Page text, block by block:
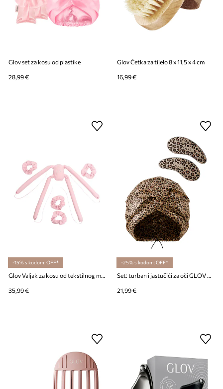
Glov set za kosu od plastike
28,99 €
Glov Četka za tijelo 8 x 11,5 x 4 cm
16,99 €
-15% s kodom: OFF*
Glov Valjak za kosu od tekstilnog materijala 12,5 x 24,5 x 5,5 cm
35,99 €
-25% s kodom: OFF*
Set: turban i jastučići za oči GLOV The Lazy Luxe Duo
21,99 €